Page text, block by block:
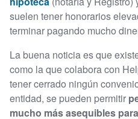
suelen tener honorarios
terminar pagando mucho
La buena noticia es que
como la que colabora con
tener cerrado ningún
entidad, se pueden permitir
mucho más asequibles